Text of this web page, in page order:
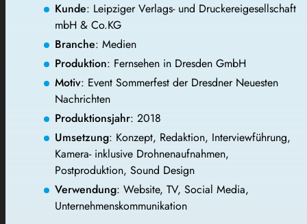
Kunde: Leipziger Verlags- und Druckereigesellschaft
mbH & Co.KG
Branche: Medien
Produktion: Fernsehen in Dresden GmbH
Motiv: Event Sommerfest der Dresdner Neuesten
Nachrichten
Produktionsjahr: 2018
Umsetzung: Konzept, Redaktion, Interviewführung,
Kamera- inklusive Drohnenaufnahmen,
Postproduktion, Sound Design
Verwendung: Website, TV, Social Media,
Unternehmenskommunikation